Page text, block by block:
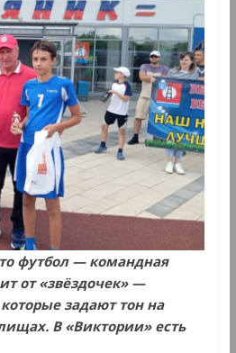
футбол — командная
от «звёздочек» —
задают тон на
В «Виктории» есть